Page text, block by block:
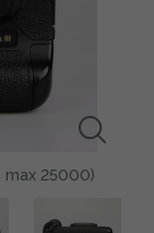
max 25000)